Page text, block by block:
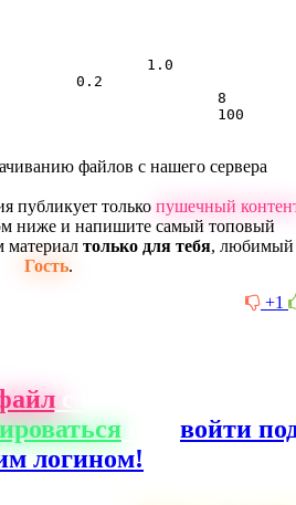
#define AMMO					100
файлов с нашего сервера
публикует только пушечный
ниже и напишите самый топовый
материал только для тебя, любимый
Гость.
+1
с нашего сайта,
войти
логином!